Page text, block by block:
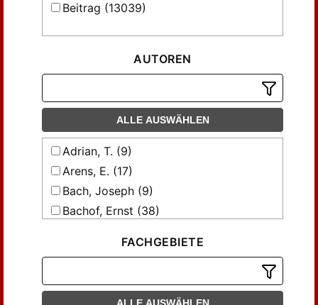
Beitrag (13039)
AUTOREN
ALLE AUSWÄHLEN
Adrian, T. (9)
Arens, E. (17)
Bach, Joseph (9)
Bachof, Ernst (38)
Becker, R. (7)
Bl., ... (13)
FACHGEBIETE